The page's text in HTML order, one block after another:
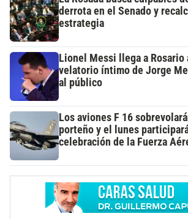
derrota en el Senado y
estrategia
Lionel Messi llega a Rosario
velatorio íntimo de Jorge
al público
Los aviones F 16
porteño y el lunes
celebración de la Fuerza